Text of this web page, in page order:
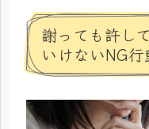
謝っても許し
いけないNG行